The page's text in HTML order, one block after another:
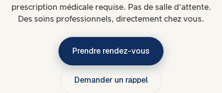
prescription médicale requise. Pas de salle d’attente.
Des soins professionnels, directement chez vous.
Prendre rendez-vous
Demander un rappel